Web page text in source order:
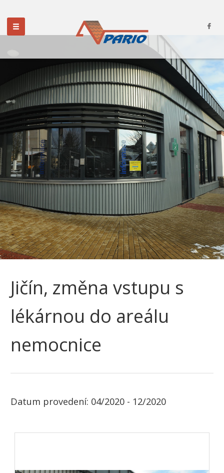
Jičín, změna vstupu s
lékárnou do areálu
nemocnice
Datum provedení: 04/2020 - 12/2020